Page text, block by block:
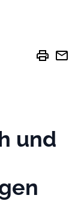
print mail
und